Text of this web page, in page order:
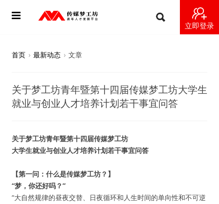
立即登录
导师
视频
梦工坊视频
纪录片1 梦想开始的地方
首页 › 最新动态 › 文章
关于梦工坊青年暨第十四届传媒梦工坊大学生
就业与创业人才培养计划若干事宜问答
关于梦工坊青年暨第十四届传媒梦工坊
大学生就业与创业人才培养计划若干事宜问答
【第一问：什么是传媒梦工坊？】
“梦，你还好吗？”
“大自然规律的昼夜交替、日夜循环和人生时间的单向性和不可逆